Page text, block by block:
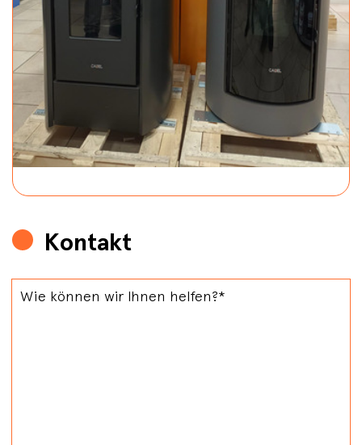
Kontakt